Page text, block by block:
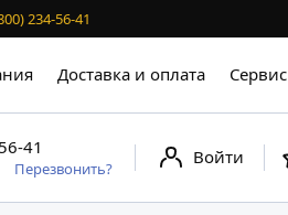
234-56-41
Доставка и оплата Сервис
41
Перезвонить?
Войти